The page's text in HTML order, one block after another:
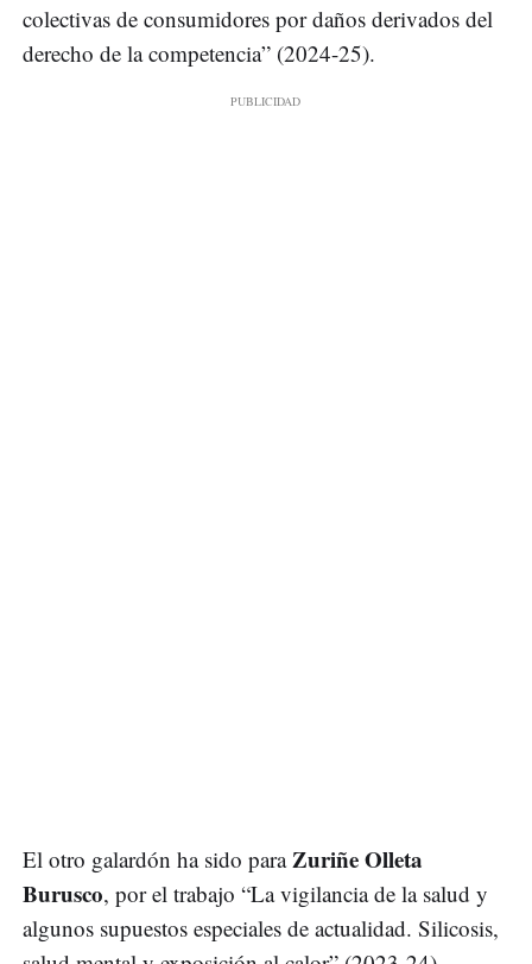
colectivas de consumidores por daños derivados del
derecho de la competencia” (2024-25).
El otro galardón ha sido paraZuriñe Olleta
Burusco, por el trabajo “La vigilancia de la salud y
algunos supuestos especiales de actualidad. Silicosis,